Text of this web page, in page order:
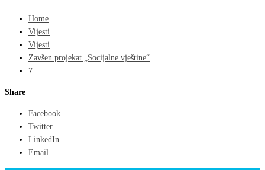
Home
Vijesti
Vijesti
Zavšen projekat „Socijalne vještine“
7
Share
Facebook
Twitter
LinkedIn
Email